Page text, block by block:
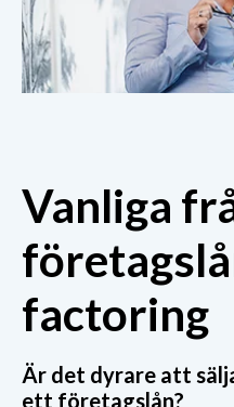
Vanliga
factoring
Är det dyrare att
ett företagslån?